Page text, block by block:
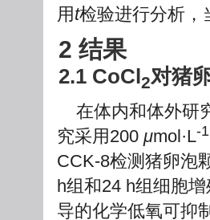
用 t检验进行分析，
2 结果
2.1 CoCl 2对猪
在体内和体外研
究采用200 μmol·L-1
CCK-8检测猪卵泡
h组和24 h组细胞
导的化学低氧可抑